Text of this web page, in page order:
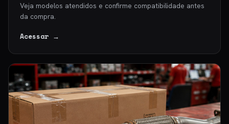
Veja modelos atendidos e confirme compatibilidade antes
da compra.
Acessar →